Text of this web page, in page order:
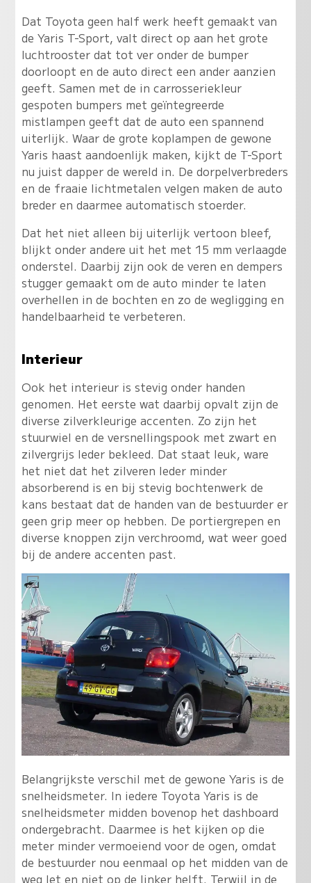
Dat Toyota geen half werk heeft gemaakt van
de Yaris T-Sport, valt direct op aan het grote
luchtrooster dat tot ver onder de bumper
doorloopt en de auto direct een ander aanzien
geeft. Samen met de in carrosseriekleur
gespoten bumpers met geïntegreerde
mistlampen geeft dat de auto een spannend
uiterlijk. Waar de grote koplampen de gewone
Yaris haast aandoenlijk maken, kijkt de T-Sport
nu juist dapper de wereld in. De dorpelverbreders
en de fraaie lichtmetalen velgen maken de auto
breder en daarmee automatisch stoerder.
Dat het niet alleen bij uiterlijk vertoon bleef,
blijkt onder andere uit het met 15 mm verlaagde
onderstel. Daarbij zijn ook de veren en dempers
stugger gemaakt om de auto minder te laten
overhellen in de bochten en zo de wegligging en
handelbaarheid te verbeteren.
Interieur
Ook het interieur is stevig onder handen
genomen. Het eerste wat daarbij opvalt zijn de
diverse zilverkleurige accenten. Zo zijn het
stuurwiel en de versnellingspook met zwart en
zilvergrijs leder bekleed. Dat staat leuk, ware
het niet dat het zilveren leder minder
absorberend is en bij stevig bochtenwerk de
kans bestaat dat de handen van de bestuurder er
geen grip meer op hebben. De portiergrepen en
diverse knoppen zijn verchroomd, wat weer goed
bij de andere accenten past.
Belangrijkste verschil met de gewone Yaris is de
snelheidsmeter. In iedere Toyota Yaris is de
snelheidsmeter midden bovenop het dashboard
ondergebracht. Daarmee is het kijken op die
meter minder vermoeiend voor de ogen, omdat
de bestuurder nou eenmaal op het midden van de
weg let en niet op de linker helft. Terwijl in de